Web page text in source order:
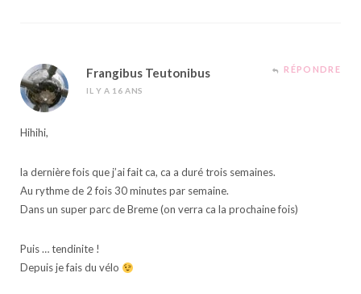
Frangibus Teutonibus
IL Y A 16 ANS
RÉPONDRE
Hihihi,
la dernière fois que j’ai fait ca, ca a duré trois semaines.
Au rythme de 2 fois 30 minutes par semaine.
Dans un super parc de Breme (on verra ca la prochaine fois)
Puis … tendinite !
Depuis je fais du vélo